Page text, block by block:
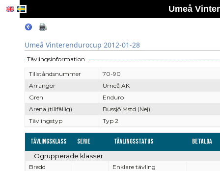
Umeå
Umeå Vinterendurocup 2012-01-28
Tävlingsinformation
Tillståndsnummer
70-90
Arrangör
Umeå AK
Gren
Enduro
Arena (tillfällig)
Bussjö Mstd (Nej)
Tävlingstyp
Typ 2
Tävlingsklass Serie Tävlingsstatus Betalda
Ogrupperade klasser
Bredd
Enklare tävling